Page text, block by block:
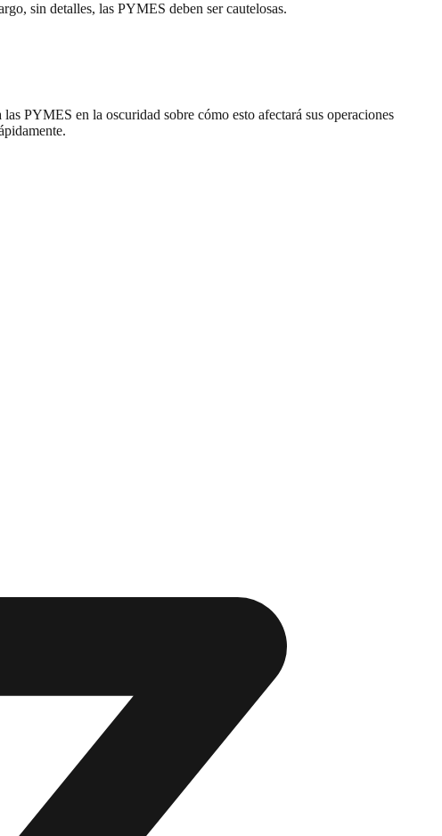
sin detalles, las PYMES deben ser cautelosas.
PYMES en la oscuridad sobre cómo esto afectará sus operaciones